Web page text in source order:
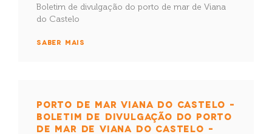
Boletim de divulgação do porto de mar de Viana
do Castelo
SABER MAIS
PORTO DE MAR VIANA DO CASTELO –
BOLETIM DE DIVULGAÇÃO DO PORTO
DE MAR DE VIANA DO CASTELO –